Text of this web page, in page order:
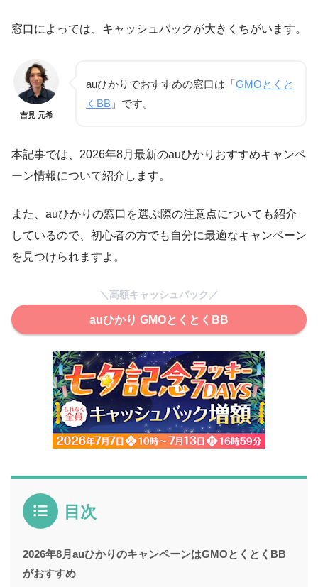
窓口によっては、キャッシュバックが大きくちがいます。
吉見 元希
auひかりでおすすめの窓口は「GMOとくと
くBB 」です。
本記事では、2026年8月最新のauひかりおすすめキャンペ
ーン情報について紹介します。
また、auひかりの窓口を選ぶ際の注意点についても紹介
しているので、初心者の方でも自分に最適なキャンペーン
を見つけられますよ。
＼高額キャッシュバック／
auひかり GMOとくとくBB
目次
2026年8月auひかりのキャンペーンはGMOとくとくBB
がおすすめ